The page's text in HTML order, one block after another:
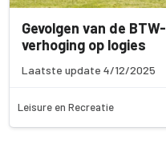
Gevolgen van de BTW-
verhoging op logies
Laatste update 4/12/2025
Leisure en Recreatie